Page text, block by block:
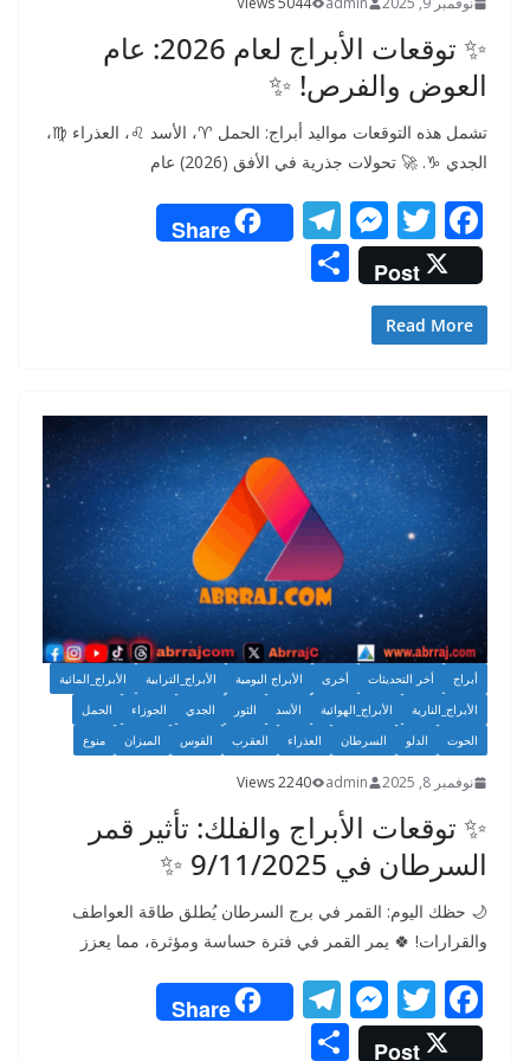
✨ توقعات الأبراج لعام 2026: عام
العوض والفرص! ✨
تشمل هذه التوقعات مواليد أبراج: الحمل ♈، الأسد ♌، العذراء ♍،
الجدي ♑. 🚀 تحولات جذرية في الأفق (2026) عام
F
ac
e
b
o
k
T
w
itt
er
M
e
ss
g
er
T
el
m
Share
Post
Read More
أبراج أخر التحديثات أخرى الأبراج اليومية الأبراج_الترابية
الأبراج_المائية
الأبراج_النارية
الأبراج_الهوائية الأسد الثور الجدي الجوزاء
الحمل
الحوت
الدلو السرطان العذراء العقرب القوس الميزان منوع
نوفمبر 8, 2025 admin
2240 Views
✨ توقعات الأبراج والفلك: تأثير قمر
السرطان في 9/11/2025 ✨
🌙 حظك اليوم: القمر في برج السرطان يُطلق طاقة العواطف
والقرارات! 🍀 يمر القمر في فترة حساسة ومؤثرة، مما يعزز
F
ac
T
w
M
e
T
el
Share
Post